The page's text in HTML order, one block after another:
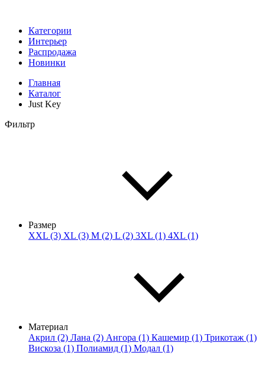
Категории
Интерьер
Распродажа
Новинки
Главная
Каталог
Just Key
Фильтр
Размер
XXL (3) XL (3) M (2) L (2) 3XL (1) 4XL (1)
Материал
Акрил (2) Лана (2) Ангора (1) Кашемир (1) Трикотаж (1)
Вискоза (1) Полиамид (1) Модал (1)